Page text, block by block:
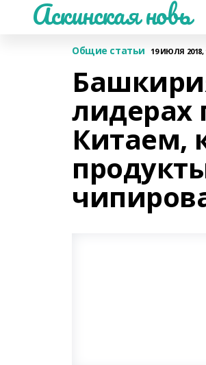
Аскинская новь
Общие статьи 19 ИЮЛЯ 2018,
лидерах
Китаем,